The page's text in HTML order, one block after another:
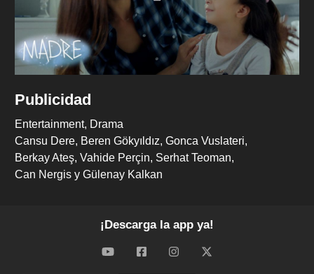
Publicidad
Entertainment Drama
Cansu Dere Beren Gökyıldız Gonca Vuslateri
Berkay Ateş Vahide Perçin Serhat Teoman
Can Nergis y Gülenay Kalkan
¡Descarga la app ya!